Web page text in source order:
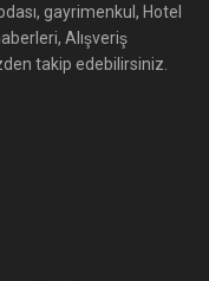
gayrimenkul, Hotel
Alışveriş
takip edebilirsiniz.